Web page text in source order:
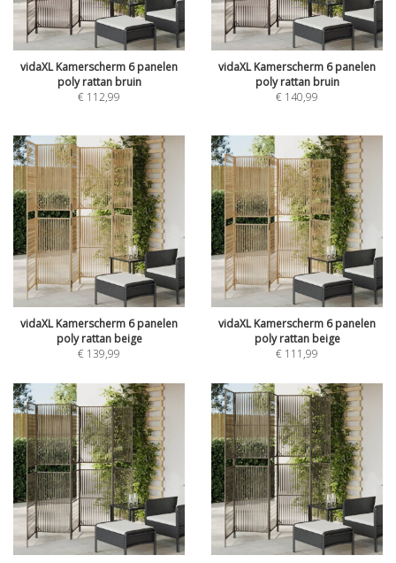
vidaXL Kamerscherm 6 panelen
poly rattan bruin
€ 112,99
vidaXL Kamerscherm 6 panelen
poly rattan bruin
€ 140,99
vidaXL Kamerscherm 6 panelen
poly rattan beige
€ 139,99
vidaXL Kamerscherm 6 panelen
poly rattan beige
€ 111,99